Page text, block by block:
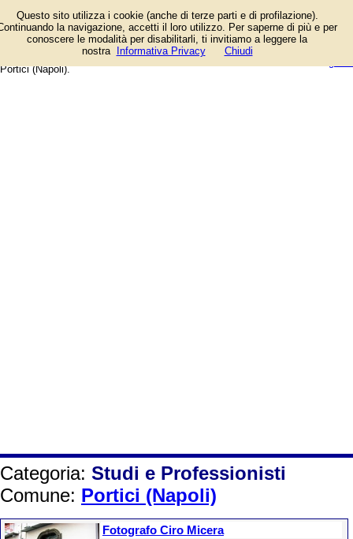
fotografi, giornalisti, architetti,
geometri, consulenti del lavoro,
amministratori di condominio, studi
tecnici. Elenco per il Comune di
Portici (Napoli).
Categoria: Studi e Professionisti
Comune: Portici (Napoli)
Fotografo Ciro Micera
Questo sito utilizza i cookie (anche di terze parti e di profilazione).
la navigazione, accetti il loro utilizzo. Per saperne di più e per
conoscere le modalità per disabilitarli, ti invitiamo a leggere la
nostra
Informativa Privacy Chiudi